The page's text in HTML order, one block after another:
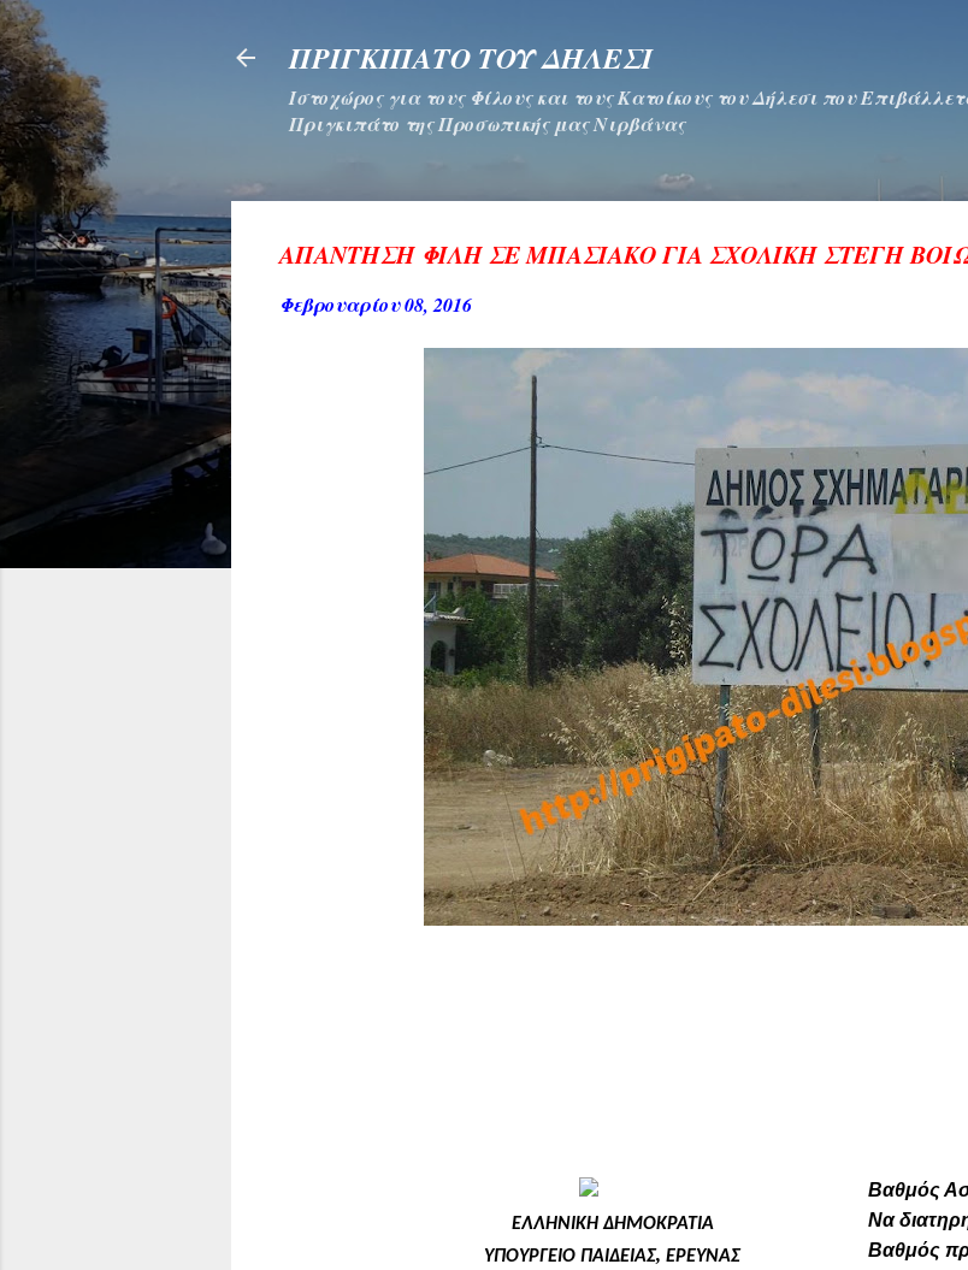
ΠΡΙΓΚΙΠΑΤΟ ΤΟΥ ΔΗΛΕΣΙ
Ιστοχώρος για τους Φίλους και τους Κατοίκους του Δήλεσι που
Πριγκιπάτο της Προσωπικής μας Νιρβάνας
ΑΠΑΝΤΗΣΗ ΦΙΛΗ ΣΕ ΜΠΑΣΙΑΚΟ ΓΙΑ ΣΧΟΛΙΚΗ ΣΤΕΓΗ
Φεβρουαρίου 08, 2016
ΕΛΛΗΝΙΚΗ ΔΗΜΟΚΡΑΤΙΑ
ΥΠΟΥΡΓΕΙΟ ΠΑΙΔΕΙΑΣ, ΕΡΕΥΝΑΣ
Βαθμός
Να
Βαθμός